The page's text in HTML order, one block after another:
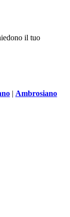
il tuo
| Ambrosiano